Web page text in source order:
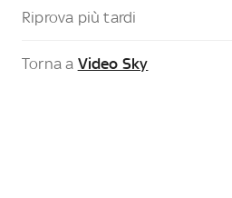
Riprova più tardi
Torna a Video Sky